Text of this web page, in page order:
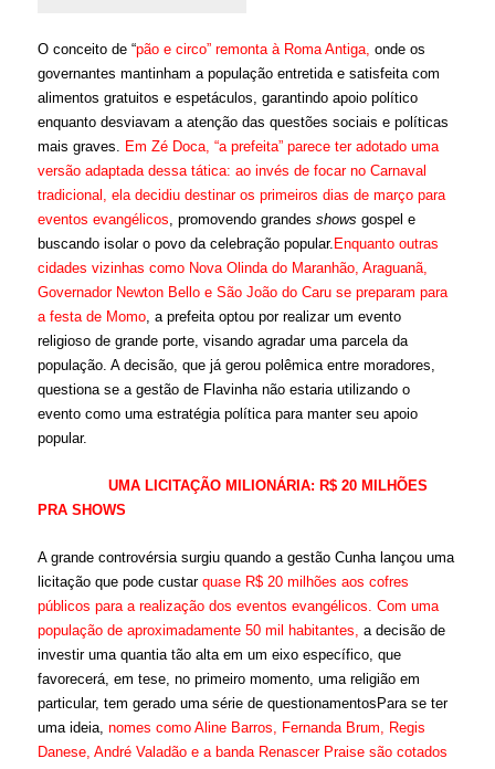
O conceito de “pão e circo” remonta à Roma Antiga, onde os
governantes mantinham a população entretida e satisfeita com
alimentos gratuitos e espetáculos, garantindo apoio político
enquanto desviavam a atenção das questões sociais e políticas
mais graves. Em Zé Doca, “a prefeita” parece ter adotado uma
versão adaptada dessa tática: ao invés de focar no Carnaval
tradicional, ela decidiu destinar os primeiros dias de março para
eventos evangélicos, promovendo grandesshows gospel e
buscando isolar o povo da celebração popular. Enquanto outras
cidades vizinhas como Nova Olinda do Maranhão, Araguanã,
Governador Newton Bello e São João do Caru se preparam para
a festa de Momo, a prefeita optou por realizar um evento
religioso de grande porte, visando agradar uma parcela da
população. A decisão, que já gerou polêmica entre moradores,
questiona se a gestão de Flavinha não estaria utilizando o
evento como uma estratégia política para manter seu apoio
popular.
UMA LICITAÇÃO MILIONÁRIA: R$ 20 MILHÕES
PRA SHOWS
A grande controvérsia surgiu quando a gestão Cunha lançou uma
licitação que pode custarquase R$ 20 milhões aos cofres
públicos para a realização dos eventos evangélicos. Com uma
população de aproximadamente 50 mil habitantes, a decisão de
investir uma quantia tão alta em um eixo específico, que
favorecerá, em tese, no primeiro momento, uma religião em
particular, tem gerado uma série de questionamentosPara se ter
uma ideia,nomes como Aline Barros, Fernanda Brum, Regis
Danese, André Valadão e a banda Renascer Praise são cotados